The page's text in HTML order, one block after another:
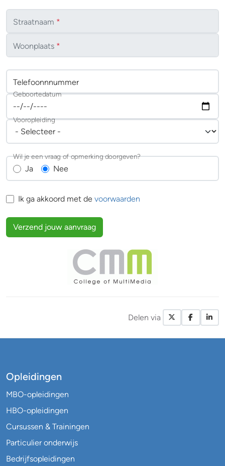
Straatnaam *
Woonplaats *
Telefoonnnummer
Geboortedatum
Vooropleiding
Ja Nee
Wil je een vraag of opmerking doorgeven?
Ik ga akkoord met de voorwaarden
Verzend jouw aanvraag
Delen via X /
Opleidingen
MBO-opleidingen
HBO-opleidingen
Cursussen & Trainingen
Particulier onderwijs
Bedrijfsopleidingen